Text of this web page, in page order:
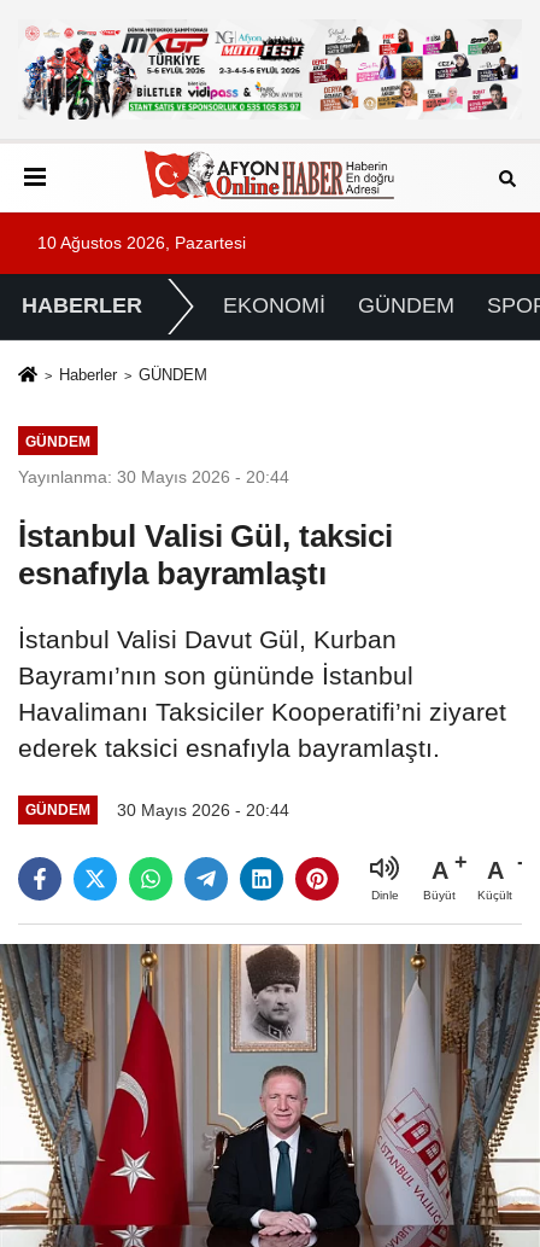
10 Ağustos 2026, Pazartesi
HABERLER EKONOMİ GÜNDEM
Haberler GÜNDEM
GÜNDEM
Yayınlanma: 30 Mayıs 2026 - 20:44
İstanbul Valisi Gül, taksici
esnafıyla bayramlaştı
İstanbul Valisi Davut Gül, Kurban
Bayramı’nın son gününde İstanbul
Havalimanı Taksiciler Kooperatifi’ni ziyaret
ederek taksici esnafıyla bayramlaştı.
GÜNDEM 30 Mayıs 2026 - 20:44
Dinle
A
Büyüt
A
Küçült